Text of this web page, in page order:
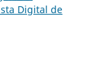
Digital de